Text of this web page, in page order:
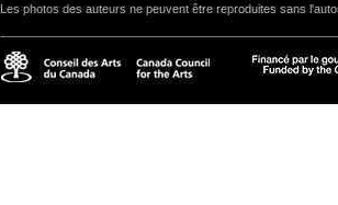
Les photos des auteurs ne peuvent être reproduites sans